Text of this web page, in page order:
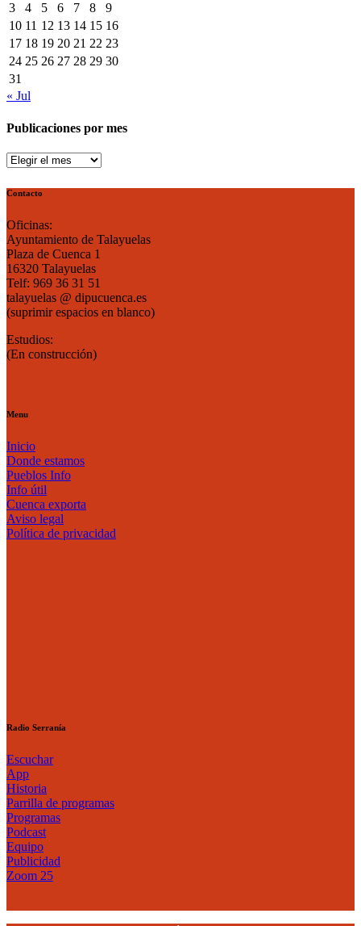
3
4 5 6 7 8
9
10 11 12 13 14 15 16
17 18 19 20 21 22 23
24 25 26 27 28 29 30
31
« Jul
Publicaciones por mes
Publicaciones
mes
Contacto
Oficinas:
Ayuntamiento de Talayuelas
Plaza de Cuenca 1
16320 Talayuelas
Telf: 969 36 31 51
talayuelas @ dipucuenca.es
(suprimir espacios en blanco)
Estudios:
(En construcción)
Menu
Inicio
Donde estamos
Pueblos Info
Info útil
Cuenca exporta
Aviso legal
Política de privacidad
Radio Serranía
Escuchar
App
Historia
Parrilla de programas
Programas
Podcast
Equipo
Publicidad
Zoom 25